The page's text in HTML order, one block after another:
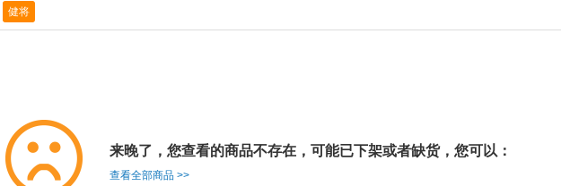
健将
来晚了，您查看的商品不存在，可能已下架或者缺货，您可以：
查看全部商品 >>